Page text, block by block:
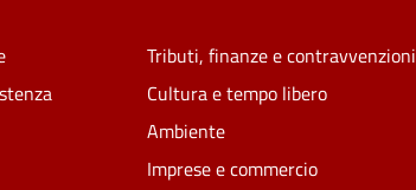
Tributi, finanze e contravvenzioni
Cultura e tempo libero
Ambiente
Imprese e commercio